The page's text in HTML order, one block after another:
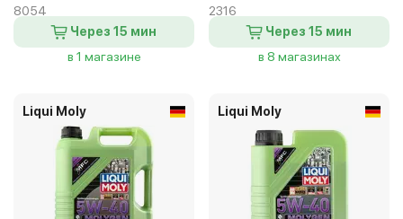
8054
Через 15 мин
в 1 магазине
2316
Через 15 мин
в 8 магазинах
Liqui Moly Liqui Moly